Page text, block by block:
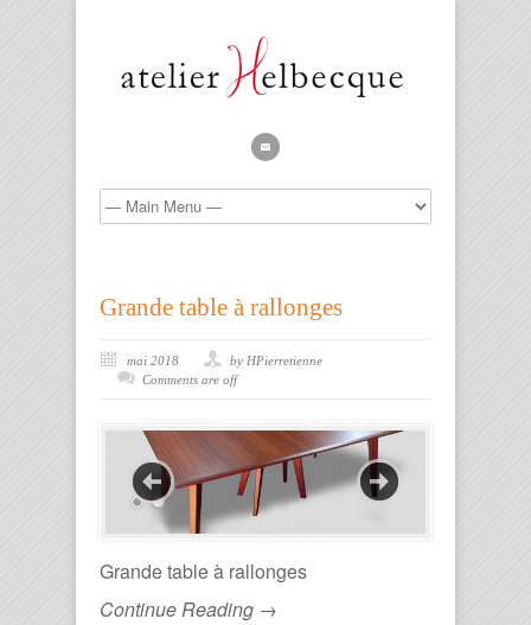
Grande table à rallonges
mai 2018
by HPierretienne
Comments are off
Grande table à rallonges
Continue Reading →